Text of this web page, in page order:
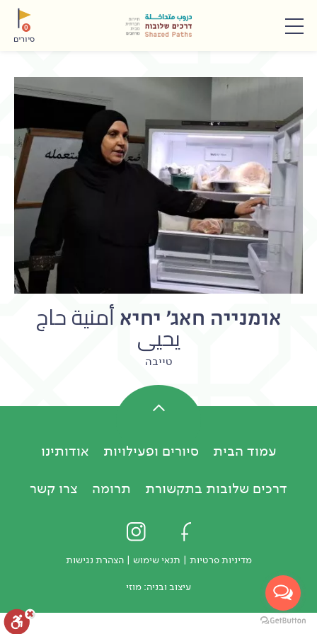
תפריט 0
סיורים
אומנייה חאג' יחיא أمنية حاج
يحيى
טייבה
עמוד הבית סיורים ופעילויות
אודותינו
דרכים שלובות בתקשורת
תרומה צרו קשר
מדיניות פרטיות | תנאי שימוש |הצהרת נגישות
עיצוב ובניה: מוזי